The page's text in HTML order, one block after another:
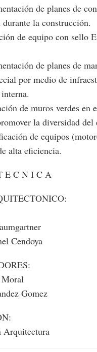
de planes de
durante la construcción.
de equipo con sello
de planes de
por medio de
de muros verdes en
la diversidad del
de equipos
alta eficiencia.
C N I C A
Cendoya
Gomez